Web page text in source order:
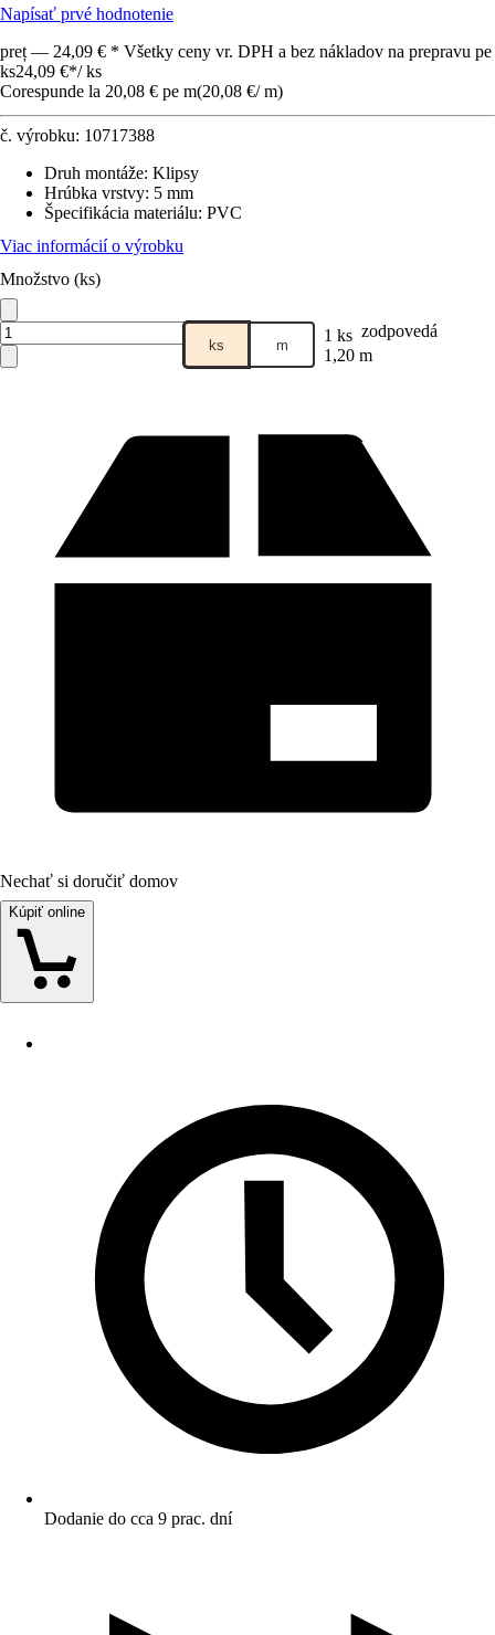
Napísať prvé hodnotenie
preț — 24,09 € * Všetky ceny vr. DPH a bez nákladov na prepravu pe
ks24,09 €*/ ks
Corespunde la 20,08 € pe m(20,08 €/ m)
č. výrobku: 10717388
Druh montáže: Klipsy
Hrúbka vrstvy: 5 mm
Špecifikácia materiálu: PVC
Viac informácií o výrobku
Množstvo (ks)
ks m 1 ks zodpovedá
1,20 m
Nechať si doručiť domov
Kúpiť online
Dodanie do cca 9 prac. dní